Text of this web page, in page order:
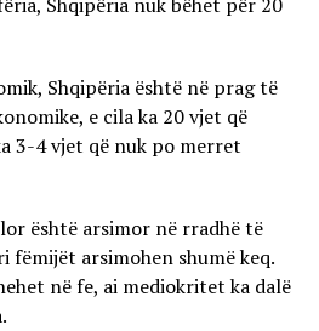
Shqipëria është në prag të
e cila ka 20 vjet që
3-4 vjet që nuk po merret
është arsimor në rradhë të
fëmijët arsimohen shumë keq.
në fe, ai mediokritet ka dalë